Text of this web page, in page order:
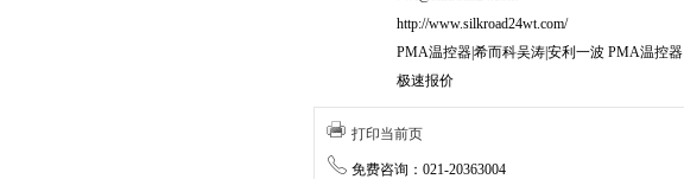
http://www.silkroad24wt.com/
PMA温控器|希而科吴涛|安利一波 PMA温控器
极速报价
打印当前页
免费咨询：021-20363004